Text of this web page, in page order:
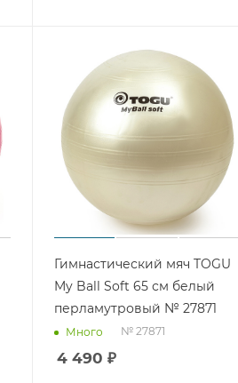
Гимнастический мяч TOGU
My Ball Soft 65 см белый
перламутровый № 27871
Много № 27871
4 490 ₽